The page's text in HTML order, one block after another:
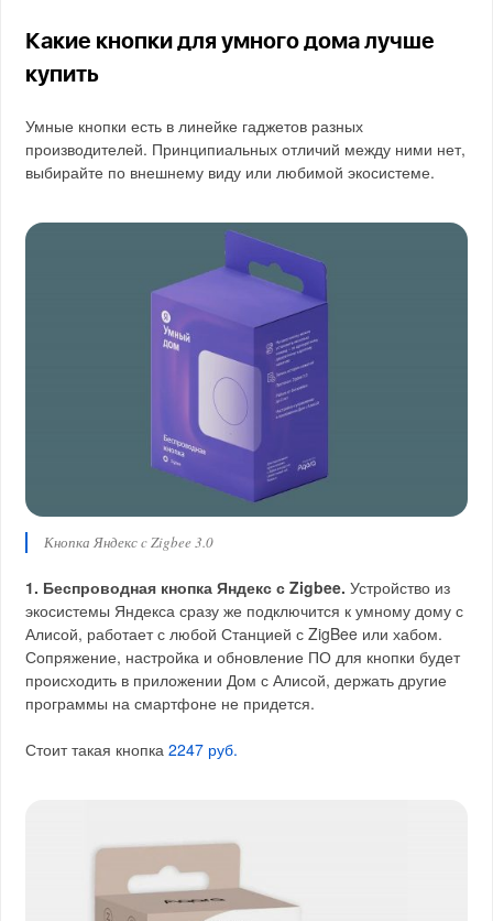
Какие кнопки для умного дома лучше
купить
Умные кнопки есть в линейке гаджетов разных
производителей. Принципиальных отличий между ними нет,
выбирайте по внешнему виду или любимой экосистеме.
Кнопка Яндекс c Zigbee 3.0
1. Беспроводная кнопка Яндекс с Zigbee. Устройство из
экосистемы Яндекса сразу же подключится к умному дому с
Алисой, работает с любой Станцией с ZigBee или хабом.
Сопряжение, настройка и обновление ПО для кнопки будет
происходить в приложении Дом с Алисой, держать другие
программы на смартфоне не придется.
Стоит такая кнопка2247 руб.